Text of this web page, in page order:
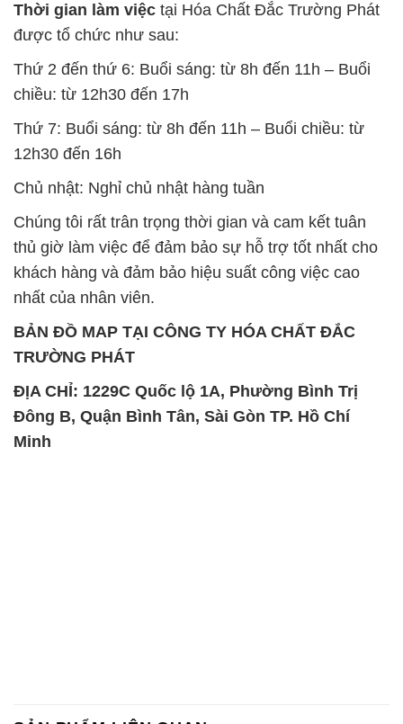
Thời gian làm việc tại Hóa Chất Đắc Trường Phát
được tổ chức như sau:
Thứ 2 đến thứ 6: Buổi sáng: từ 8h đến 11h – Buổi
chiều: từ 12h30 đến 17h
Thứ 7: Buổi sáng: từ 8h đến 11h – Buổi chiều: từ
12h30 đến 16h
Chủ nhật: Nghỉ chủ nhật hàng tuần
Chúng tôi rất trân trọng thời gian và cam kết tuân
thủ giờ làm việc để đảm bảo sự hỗ trợ tốt nhất cho
khách hàng và đảm bảo hiệu suất công việc cao
nhất của nhân viên.
BẢN ĐỒ MAP TẠI CÔNG TY HÓA CHẤT ĐẮC
TRƯỜNG PHÁT
ĐỊA CHỈ: 1229C Quốc lộ 1A, Phường Bình Trị
Đông B, Quận Bình Tân, Sài Gòn TP. Hồ Chí
Minh